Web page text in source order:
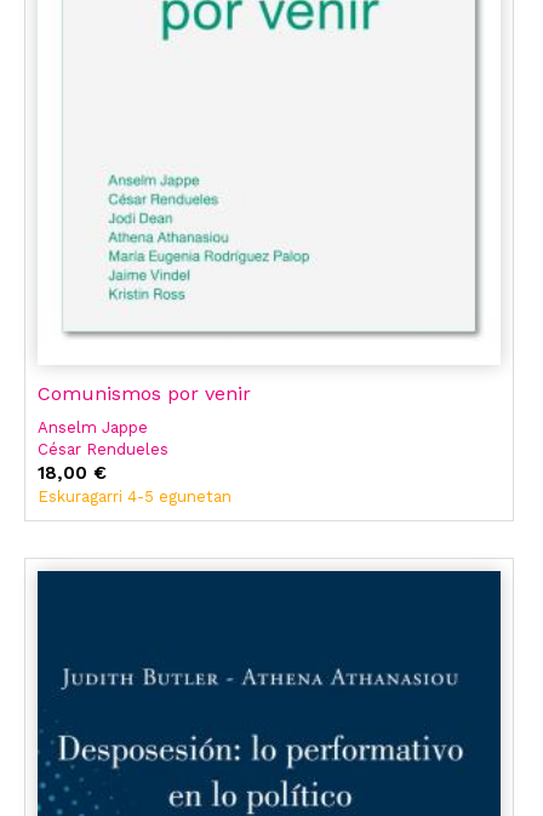
Comunismos por venir
Anselm Jappe
César Rendueles
Jodi Dean
Athena Athanasiou
Ross G. Suarez
18,00 €
Eskuragarri 4-5 egunetan